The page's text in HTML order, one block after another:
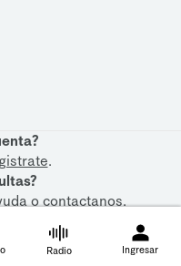
.
ocontactanos.
Radio Ingresar